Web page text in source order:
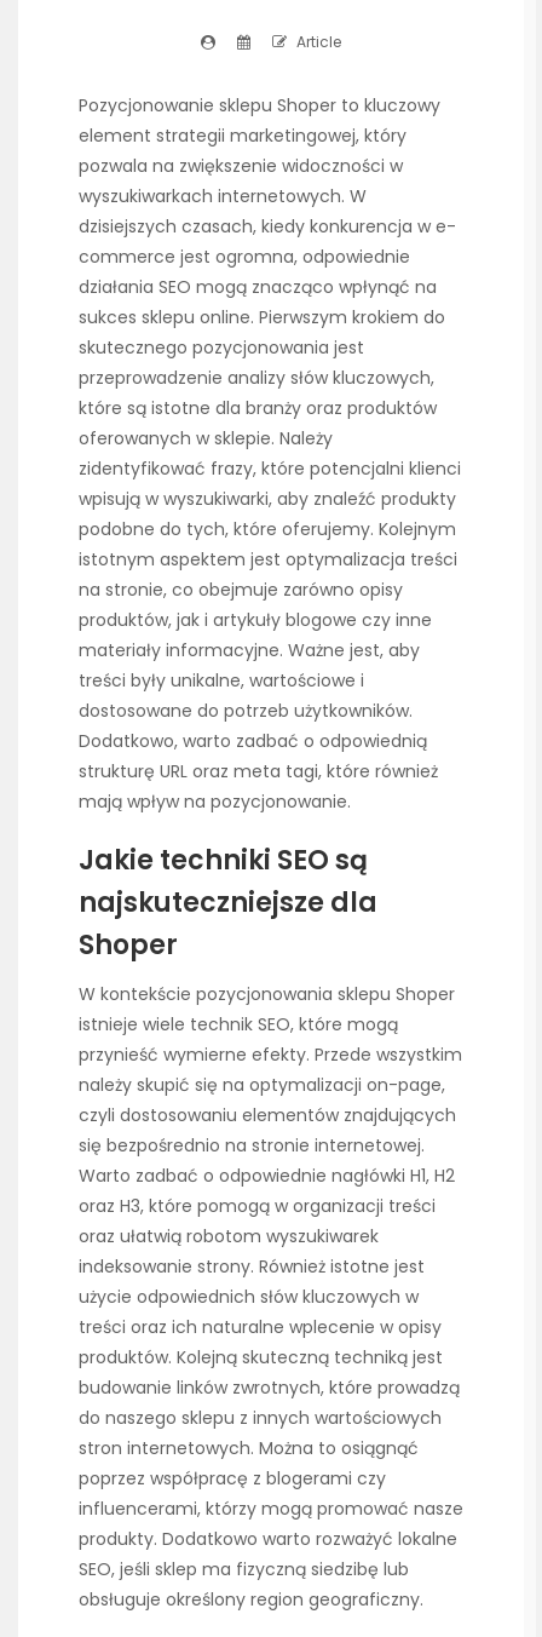
Article
Pozycjonowanie sklepu Shoper to kluczowy
element strategii marketingowej, który
pozwala na zwiększenie widoczności w
wyszukiwarkach internetowych. W
dzisiejszych czasach, kiedy konkurencja w e-
commerce jest ogromna, odpowiednie
działania SEO mogą znacząco wpłynąć na
sukces sklepu online. Pierwszym krokiem do
skutecznego pozycjonowania jest
przeprowadzenie analizy słów kluczowych,
które są istotne dla branży oraz produktów
oferowanych w sklepie. Należy
zidentyfikować frazy, które potencjalni klienci
wpisują w wyszukiwarki, aby znaleźć produkty
podobne do tych, które oferujemy. Kolejnym
istotnym aspektem jest optymalizacja treści
na stronie, co obejmuje zarówno opisy
produktów, jak i artykuły blogowe czy inne
materiały informacyjne. Ważne jest, aby
treści były unikalne, wartościowe i
dostosowane do potrzeb użytkowników.
Dodatkowo, warto zadbać o odpowiednią
strukturę URL oraz meta tagi, które również
mają wpływ na pozycjonowanie.
Jakie techniki SEO są
najskuteczniejsze dla
Shoper
W kontekście pozycjonowania sklepu Shoper
istnieje wiele technik SEO, które mogą
przynieść wymierne efekty. Przede wszystkim
należy skupić się na optymalizacji on-page,
czyli dostosowaniu elementów znajdujących
się bezpośrednio na stronie internetowej.
Warto zadbać o odpowiednie nagłówki H1, H2
oraz H3, które pomogą w organizacji treści
oraz ułatwią robotom wyszukiwarek
indeksowanie strony. Również istotne jest
użycie odpowiednich słów kluczowych w
treści oraz ich naturalne wplecenie w opisy
produktów. Kolejną skuteczną techniką jest
budowanie linków zwrotnych, które prowadzą
do naszego sklepu z innych wartościowych
stron internetowych. Można to osiągnąć
poprzez współpracę z blogerami czy
influencerami, którzy mogą promować nasze
produkty. Dodatkowo warto rozważyć lokalne
SEO, jeśli sklep ma fizyczną siedzibę lub
obsługuje określony region geograficzny.